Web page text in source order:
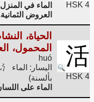
HSK 4
الماء في
العروض
活
HSK 4
الحياة،
المحمول،
huó
بألسنة)
الماء على